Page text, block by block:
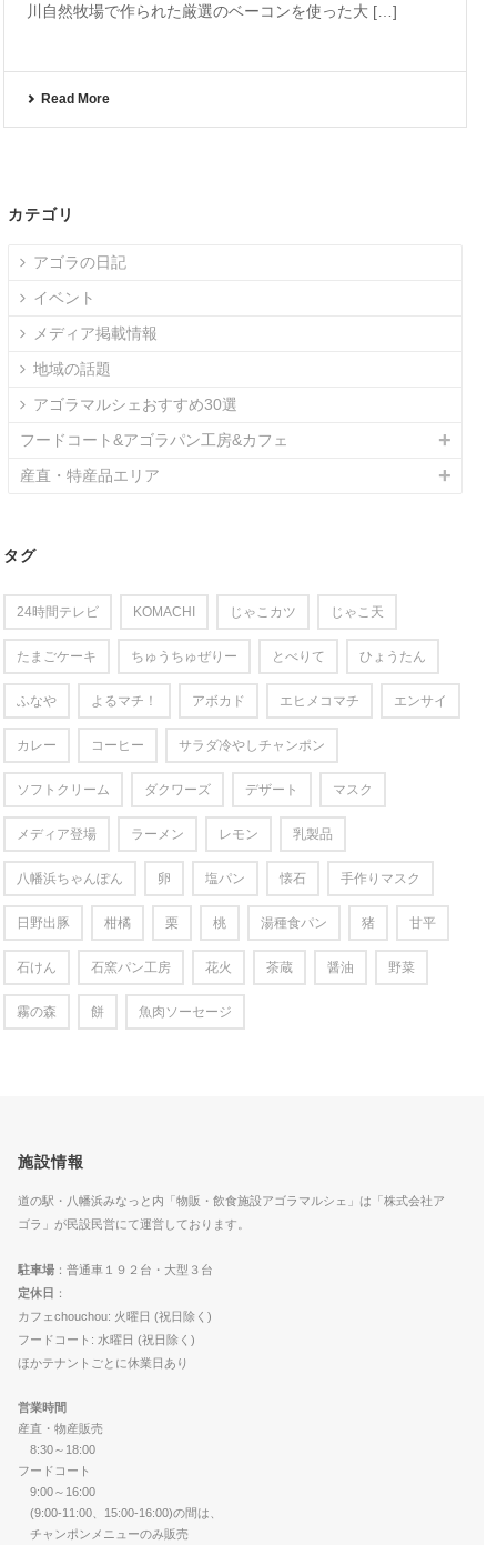
川自然牧場で作られた厳選のベーコンを使った大 […]
Read More
カテゴリ
アゴラの日記
イベント
メディア掲載情報
地域の話題
アゴラマルシェおすすめ30選
フードコート&アゴラパン工房&カフェ
産直・特産品エリア
タグ
24時間テレビ KOMACHI じゃこカツ じゃこ天
たまごケーキ ちゅうちゅぜりー とべりて ひょうたん
ふなや よるマチ！ アボカド エヒメコマチ エンサイ
カレー コーヒー サラダ冷やしチャンポン
ソフトクリーム ダクワーズ デザート マスク
メディア登場 ラーメン レモン 乳製品
八幡浜ちゃんぽん 卵 塩パン 懐石 手作りマスク
日野出豚 柑橘 栗 桃 湯種食パン 猪 甘平
石けん 石窯パン工房 花火 茶蔵 醤油 野菜
霧の森 餅 魚肉ソーセージ
施設情報
道の駅・八幡浜みなっと内「物販・飲食施設アゴラマルシェ」は「株式会社ア
ゴラ」が民設民営にて運営しております。
駐車場 ：普通車１９２台・大型３台
定休日 ：
カフェchouchou: 火曜日 (祝日除く)
フードコート: 水曜日 (祝日除く)
ほかテナントごとに休業日あり
営業時間
産直・物産販売
8:30～18:00
フードコート
9:00～16:00
(9:00-11:00、15:00-16:00)の間は、
チャンポンメニューのみ販売